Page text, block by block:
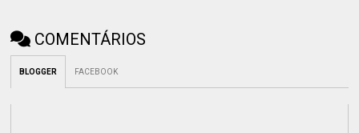
COMENTÁRIOS
BLOGGER FACEBOOK